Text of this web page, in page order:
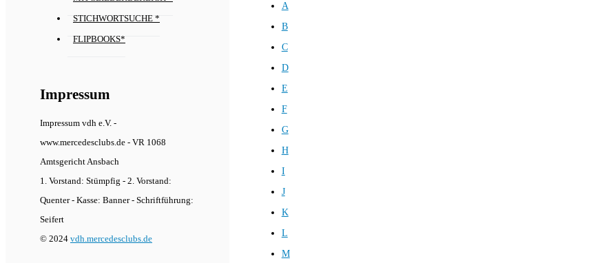
STICHWORTSUCHE *
FLIPBOOKS*
Impressum
Impressum vdh e.V. -
www.mercedesclubs.de - VR 1068
Amtsgericht Ansbach
1. Vorstand: Stümpfig - 2. Vorstand:
Quenter - Kasse: Banner - Schriftführung:
Seifert
© 2024 vdh.mercedesclubs.de
A
B
C
D
E
F
G
H
I
J
K
L
M